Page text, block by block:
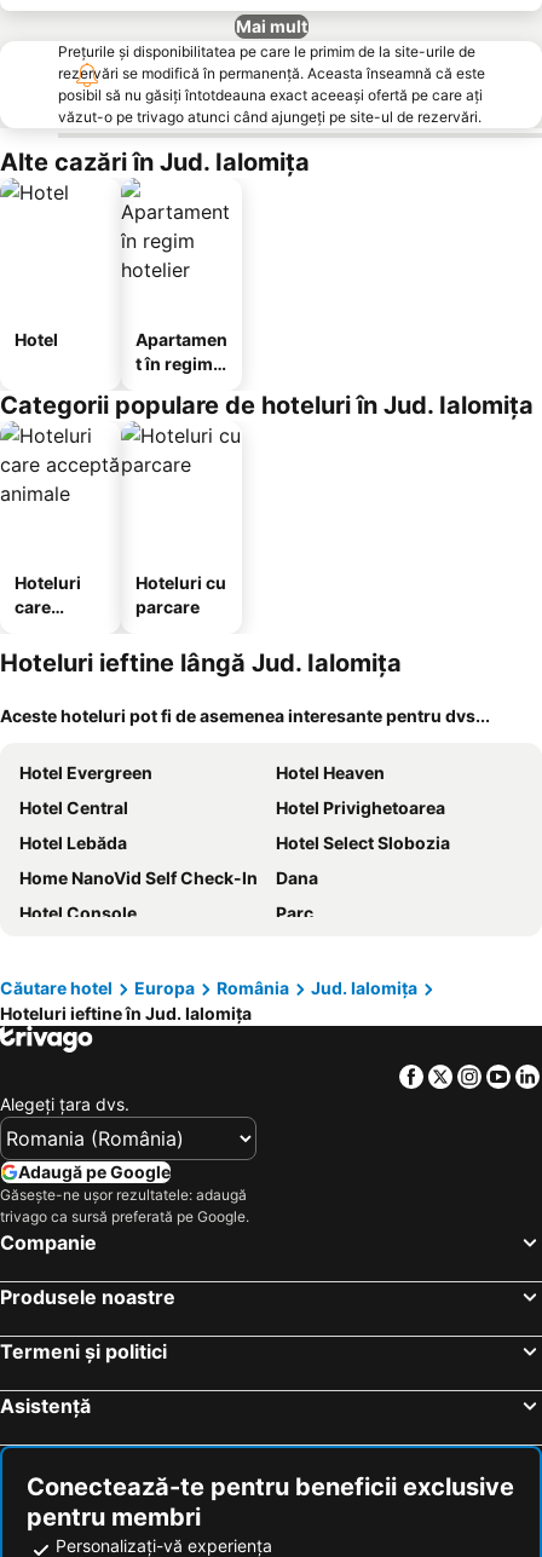
Mai mult
Prețurile și disponibilitatea pe care le primim de la site-urile de
rezervări se modifică în permanență. Aceasta înseamnă că este
posibil să nu găsiți întotdeauna exact aceeași ofertă pe care ați
văzut-o pe trivago atunci când ajungeți pe site-ul de rezervări.
Alte cazări în Jud. Ialomiţa
Hotel
Apartamen
t în regim
Categorii populare de hoteluri în Jud. Ialomiţa
Hoteluri
care
animale
Hoteluri cu
parcare
Hoteluri ieftine lângă Jud. Ialomiţa
Aceste hoteluri pot fi de asemenea interesante pentru dvs...
Hotel Evergreen
Hotel Heaven
Hotel Central
Hotel Privighetoarea
Hotel Lebăda
Hotel Select Slobozia
Home NanoVid Self Check-In
Dana
Hotel Console
Parc
Motel Diamant
Robert Local Social MOTEL
Royal
Pensiunea Cris-Andre
Căutare hotel Europa România
Jud. Ialomiţa
Hoteluri ieftine în Jud. Ialomiţa
Facebook
Twitter
Alegeţi ţara dvs.
Adaugă pe Google
Găsește-ne ușor rezultatele: adaugă
trivago ca sursă preferată pe Google.
Companie
Produsele noastre
Termeni și politici
Asistență
Conectează-te pentru beneficii exclusive
pentru membri
Personalizați-vă experiența